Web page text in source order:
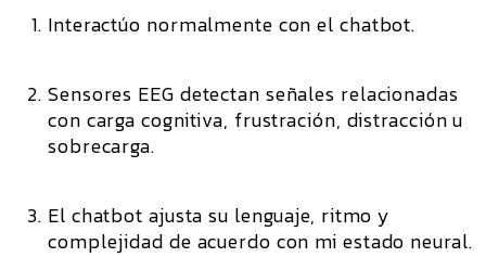
Interactúo normalmente con el chatbot.
Sensores EEG detectan señales relacionadas
con carga cognitiva, frustración, distracción u
sobrecarga.
El chatbot ajusta su lenguaje, ritmo y
complejidad de acuerdo con mi estado neural.